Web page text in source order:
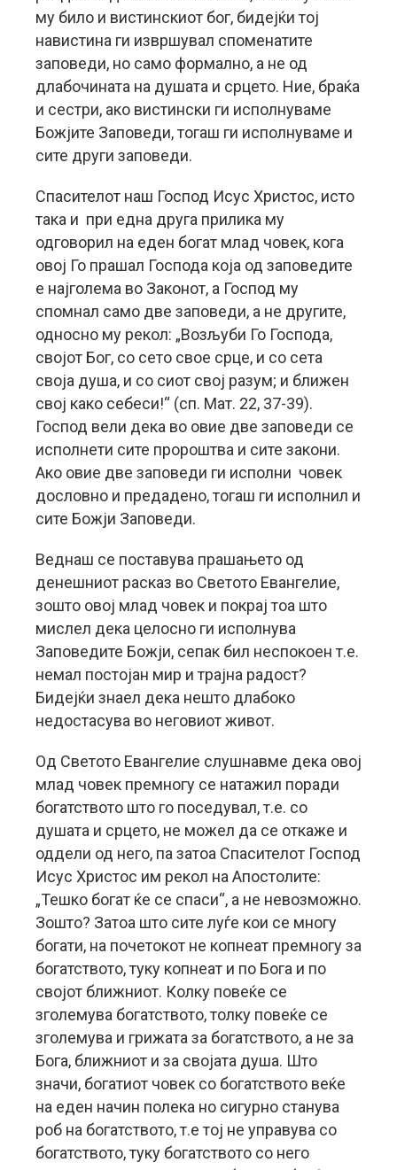
му било и вистинскиот бог, бидејќи тој
навистина ги извршувал споменатите
заповеди, но само формално, а не од
длабочината на душата и срцето. Ние, браќа
и сестри, ако вистински ги исполнуваме
Божјите Заповеди, тогаш ги исполнуваме и
сите други заповеди.
Спасителот наш Господ Исус Христос, исто
така и при една друга прилика му
одговорил на еден богат млад човек, кога
овој Го прашал Господа која од заповедите
е најголема во Законот, а Господ му
спомнал само две заповеди, а не другите,
односно му рекол: „Возљуби Го Господа,
својот Бог, со сето свое срце, и со сета
своја душа, и со сиот свој разум; и ближен
свој како себеси!“ (сп. Мат. 22, 37-39).
Господ вели дека во овие две заповеди се
исполнети сите пророштва и сите закони.
Ако овие две заповеди ги исполни човек
дословно и предадено, тогаш ги исполнил и
сите Божји Заповеди.
Веднаш се поставува прашањето од
денешниот расказ во Светото Евангелие,
зошто овој млад човек и покрај тоа што
мислел дека целосно ги исполнува
Заповедите Божји, сепак бил неспокоен т.е.
немал постојан мир и трајна радост?
Бидејќи знаел дека нешто длабоко
недостасува во неговиот живот.
Од Светото Евангелие слушнавме дека овој
млад човек премногу се натажил поради
богатството што го поседувал, т.е. со
душата и срцето, не можел да се откаже и
оддели од него, па затоа Спасителот Господ
Исус Христос им рекол на Апостолите:
„Тешко богат ќе се спаси“, а не невозможно.
Зошто? Затоа што сите луѓе кои се многу
богати, на почетокот не копнеат премногу за
богатството, туку копнеат и по Бога и по
својот ближниот. Колку повеќе се
зголемува богатството, толку повеќе се
зголемува и грижата за богатството, а не за
Бога, ближниот и за својата душа. Што
значи, богатиот човек со богатството веќе
на еден начин полека но сигурно станува
роб на богатството, т.е тој не управува со
богатството, туку богатството со него